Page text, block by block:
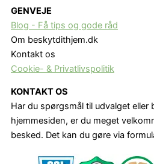
GENVEJE
Blog - Få tips og gode råd
Om beskytdithjem.dk
Kontakt os
Cookie- & Privatlivspolitik
KONTAKT OS
Har du spørgsmål til udvalget eller
hjemmesiden, er du meget
besked. Det kan du gøre via